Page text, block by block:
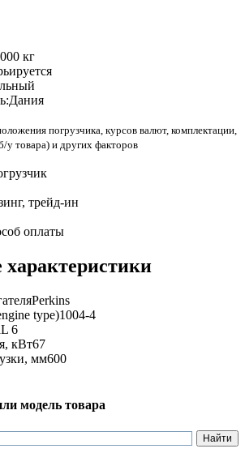
кг
Дания
погрузчика, курсов валют, комплектации,
у товара) и других факторов
трейд-ин
оплаты
характеристики
Perkins
type)1004-4
L 6
кВт67
мм600
модель товара